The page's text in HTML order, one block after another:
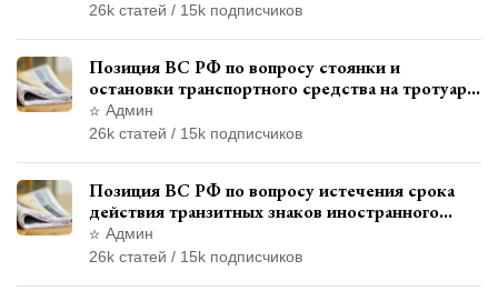
26k статей / 15k подписчиков
Позиция ВС РФ по вопросу стоянки и
остановки транспортного средства на тротуаре
и квалификации административного
правонарушения
Админ
26k статей / 15k подписчиков
Позиция ВС РФ по вопросу истечения срока
действия транзитных знаков иностранного
государства и отсутствия состава
административного правонарушения
Админ
26k статей / 15k подписчиков